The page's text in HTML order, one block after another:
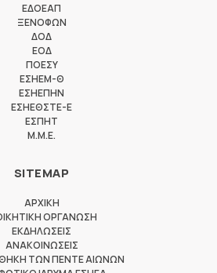
ΕΔΟΕΑΠ
ΞΕΝΟΦΩΝ
ΔΟΔ
ΕΟΔ
ΠΟΕΣΥ
ΕΣΗΕΜ-Θ
ΕΣΗΕΠΗΝ
ΕΣΗΕΘΣΤΕ-Ε
ΕΣΠΗΤ
M.M.E.
SITEMAP
ΑΡΧΙΚΗ
ΟΡΓΑΝΩΣΗ
ΕΚΔΗΛΩΣΕΙΣ
ΑΝΑΚΟΙΝΩΣΕΙΣ
ΤΩΝ ΠΕΝΤΕ ΑΙΩΝΩΝ